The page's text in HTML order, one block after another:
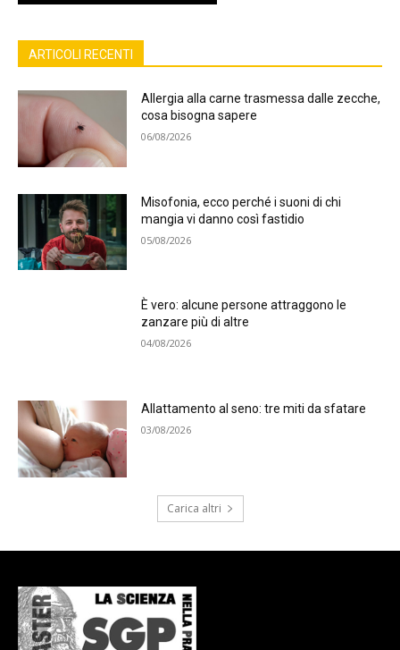
ARTICOLI RECENTI
Allergia alla carne trasmessa dalle zecche,
cosa bisogna sapere
06/08/2026
Misofonia, ecco perché i suoni di chi
mangia vi danno così fastidio
05/08/2026
È vero: alcune persone attraggono le
zanzare più di altre
04/08/2026
Allattamento al seno: tre miti da sfatare
03/08/2026
Carica altri